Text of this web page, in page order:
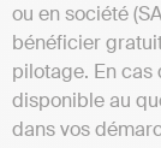
ou en société
bénéficier
pilotage. En
disponible au
dans vos